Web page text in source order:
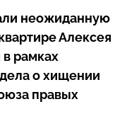
неожиданную
Алексея
рамках
о хищении
правых